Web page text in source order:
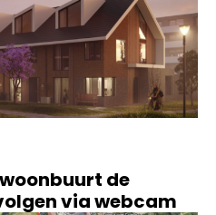
de
via webcam